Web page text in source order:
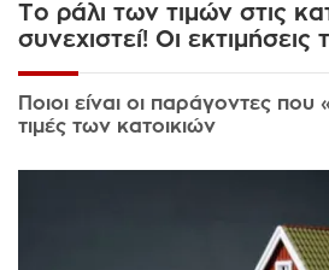
Το ράλι των τιμών στις
συνεχιστεί! Οι εκτιμήσεις
Ποιοι είναι οι παράγοντες
τιμές των κατοικιών